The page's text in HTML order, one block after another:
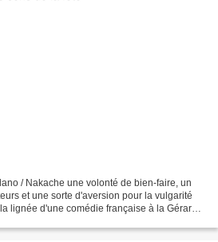
/ Nakache une volonté de bien-faire, un
et une sorte d'aversion pour la vulgarité
lignée d'une comédie française à la Gérard